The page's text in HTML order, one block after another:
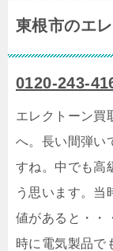
東根市のエ
0120-243-
エレクトーン買
へ。長い間弾い
すね。中でも高
う思います。当
値があると・・
時に電気製品で